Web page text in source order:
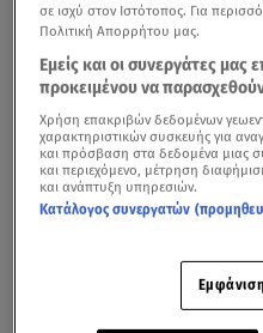
σε ισχύ στον Ιστότοπος. Για
Πολιτική Απορρήτου μας.
Εμείς και οι συνεργάτες μας
προκειμένου να
Χρήση επακριβών δεδομένων
χαρακτηριστικών συσκευής για
και πρόσβαση στα δεδομένα μιας
και περιεχόμενο, μέτρηση
και ανάπτυξη υπηρεσιών.
Κατάλογος συνεργατών